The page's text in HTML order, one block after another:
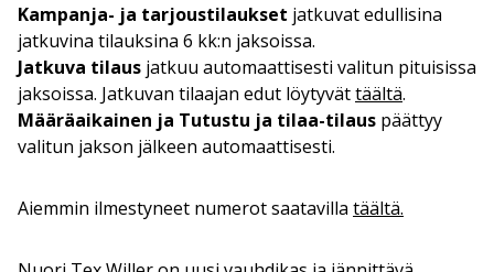
Kampanja- ja tarjoustilaukset jatkuvat edullisina
jatkuvina tilauksina 6 kk:n jaksoissa.
Jatkuva tilaus jatkuu automaattisesti valitun pituisissa
jaksoissa. Jatkuvan tilaajan edut löytyvättäältä.
Määräaikainen ja Tutustu ja tilaa-tilaus päättyy
valitun jakson jälkeen automaattisesti.
Aiemmin ilmestyneet numerot saatavilla täältä.